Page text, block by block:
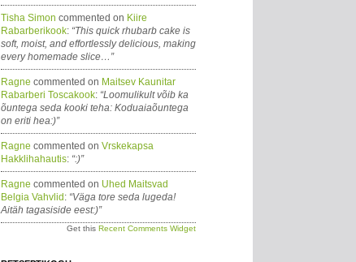
Tisha Simon commented on Kiire
Rabarberikook: “This quick rhubarb cake is
soft, moist, and effortlessly delicious, making
every homemade slice…”
Ragne commented on Maitsev Kaunitar
Rabarberi Toscakook: “Loomulikult võib ka
õuntega seda kooki teha: Koduaiaõuntega
on eriti hea:)”
Ragne commented on Vrskekapsa
Hakklihahautis: “:)”
Ragne commented on Uhed Maitsvad
Belgia Vahvlid : “Väga tore seda lugeda!
Aitäh tagasiside eest:)”
Get this Recent Comments Widget